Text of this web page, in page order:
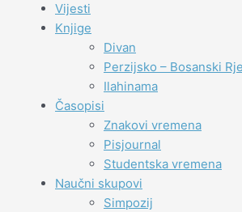
Vijesti
Knjige
Divan
Perzijsko – Bosanski
Ilahinama
Časopisi
Znakovi vremena
Pisjournal
Studentska vremena
Naučni skupovi
Simpozij